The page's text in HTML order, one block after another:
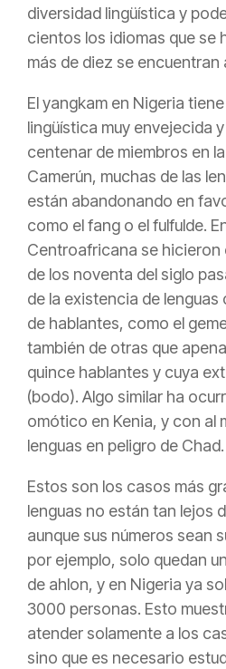
diversidad lingüística y
cientos los idiomas que se
más de diez se encuentran
El yangkam en Nigeria
lingüística muy envejecida
centenar de miembros en
Camerún, muchas de las
están abandonando en
como el fang o el fulfulde.
Centroafricana se hicieron
de los noventa del siglo
de la existencia de
de hablantes, como el
también de otras que
quince hablantes y cuya
(bodo). Algo similar ha
omótico en Kenia, y con al
lenguas en peligro de Chad.
Estos son los casos más
lenguas no están tan lejos
aunque sus números sean
por ejemplo, solo quedan
de ahlon, y en Nigeria ya
3000 personas. Esto
atender solamente a los
sino que es necesario